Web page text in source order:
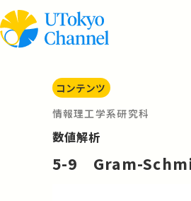
コンテンツ
情報理工学系研究科
数値解析
5-9 Gram-